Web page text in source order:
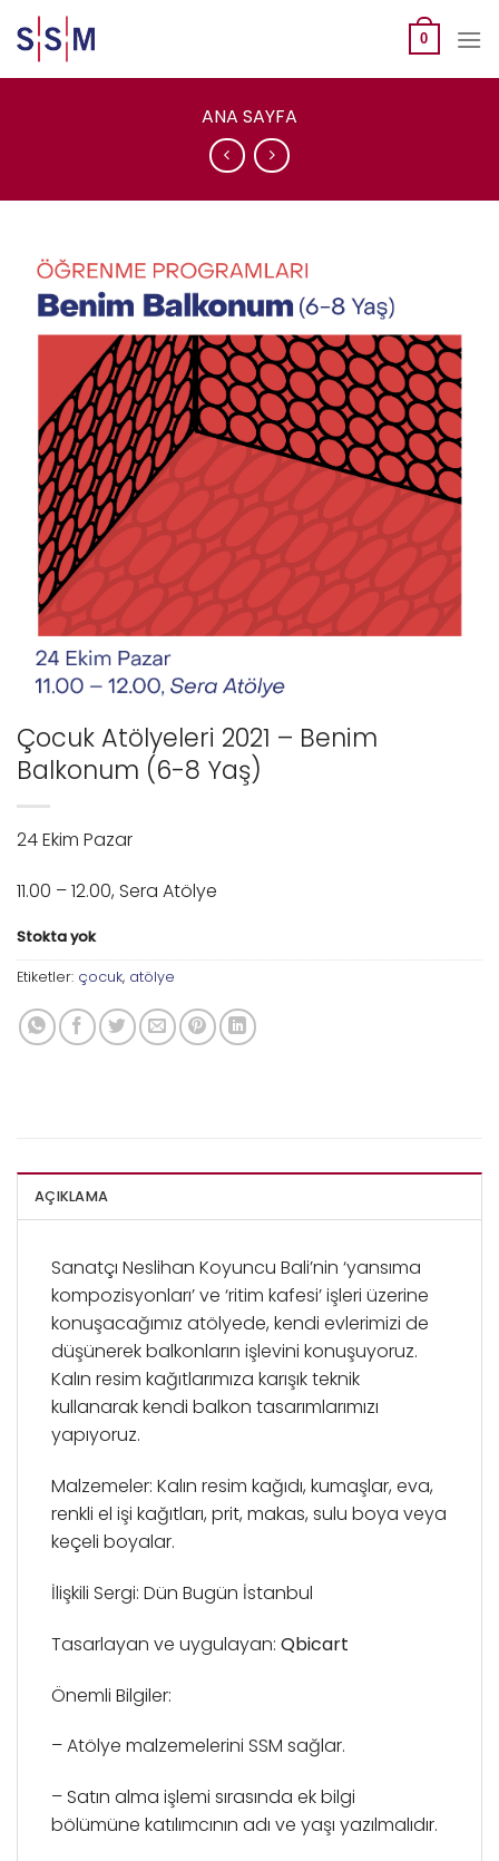
to
content
0
ANA SAYFA
Çocuk Atölyeleri 2021 – Benim
Balkonum (6-8 Yaş)
24 Ekim Pazar
11.00 – 12.00, Sera Atölye
Stokta yok
Etiketler: çocuk, atölye
AÇIKLAMA
Sanatçı Neslihan Koyuncu Bali’nin ‘yansıma
kompozisyonları’ ve ‘ritim kafesi’ işleri üzerine
konuşacağımız atölyede, kendi evlerimizi de
düşünerek balkonların işlevini konuşuyoruz.
Kalın resim kağıtlarımıza karışık teknik
kullanarak kendi balkon tasarımlarımızı
yapıyoruz.
Malzemeler: Kalın resim kağıdı, kumaşlar, eva,
renkli el işi kağıtları, prit, makas, sulu boya veya
keçeli boyalar.
İlişkili Sergi: Dün Bugün İstanbul
Tasarlayan ve uygulayan: Qbicart
Önemli Bilgiler:
– Atölye malzemelerini SSM sağlar.
– Satın alma işlemi sırasında ek bilgi
bölümüne katılımcının adı ve yaşı yazılmalıdır.